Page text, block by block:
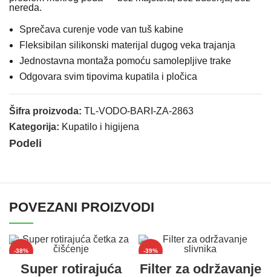
nereda.
Sprečava curenje vode van tuš kabine
Fleksibilan silikonski materijal dugog veka trajanja
Jednostavna montaža pomoću samolepljive trake
Odgovara svim tipovima kupatila i pločica
Šifra proizvoda: TL-VODO-BARI-ZA-2863
Kategorija: Kupatilo i higijena
Podeli
POVEZANI PROIZVODI
-38%
Super rotirajuća
-39%
Filter za održavanje